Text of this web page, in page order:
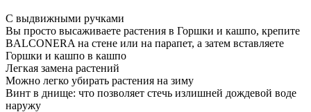
C выдвижными ручками
Вы просто высаживаете растения в Горшки и кашпо, крепите
BALCONERA на стене или на парапет, а затем вставляете
Горшки и кашпо в кашпо
Легкая замена растений
Можно легко убирать растения на зиму
Винт в днище: что позволяет стечь излишней дождевой воде
наружу